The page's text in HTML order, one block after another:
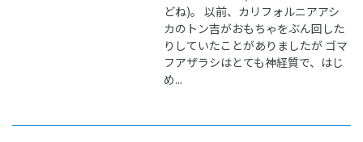
どね)。 以前、カリフォルニアアシ
カのトン吉がおもちゃをぶん回した
りしていたことがありましたが ゴマ
フアザラシはとても神経質で、はじ
め...